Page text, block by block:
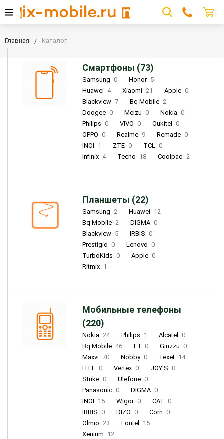
Главная Каталог
Смартфоны (73)
Samsung 0 Honor 5
Huawei 4 Xiaomi 21 Apple 0
Blackview 7 Bq Mobile 2
Doogee 0 Meizu 0 Nokia 0
Philips 0 VIVO 0 Oukitel
0
OPPO 0 Realme 9 Remade 0
INOI 1 ZTE 0 TCL 0
Infinix 4 Tecno 18 Coolpad 2
Планшеты (22)
Samsung 2 Huawei 12
Bq Mobile 2 DIGMA 0
Blackview 5 IRBIS 0
Prestigio 0 Lenovo 0
TurboKids 0 Apple 0
Ritmix 1
Мобильные телефоны
(220)
Nokia 24 Philips 1 Alcatel
0
Bq Mobile 46 F+ 0 Ginzzu 0
Maxvi 70 Nobby 0 Texet 14
ITEL 0 Vertex 0 JOY'S 0
Strike 0 Ulefone 0
Panasonic 0 DIGMA 0
INOI 15 Wigor 0 CAT 0
IRBIS 0 DIZO 0 Corn 0
Olmio 23 Fontel
15
Xenium 12